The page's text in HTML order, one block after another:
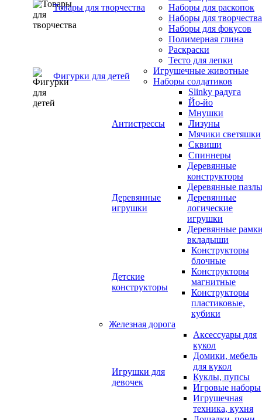
Товары для творчества
Наборы для раскопок
Наборы для творчества
Наборы для фокусов
Полимерная глина
Раскраски
Тесто для лепки
Фигурки для детей
Игрушечные животные
Наборы солдатиков
Антистрессы
Slinky радуга
Йо-йо
Мнушки
Лизуны
Мячики светяшки
Сквиши
Спиннеры
Деревянные
игрушки
Деревянные
конструкторы
Деревянные
Деревянные
логические
игрушки
Деревянные
вкладыши
Детские
конструкторы
Конструкторы
блочные
Конструкторы
магнитные
Конструкторы
пластиковые,
кубики
Железная дорога
Игрушки для
девочек
Аксессуары для
кукол
Домики, мебель
для кукол
Куклы, пупсы
Игровые наборы
Игрушечная
техника, кухня